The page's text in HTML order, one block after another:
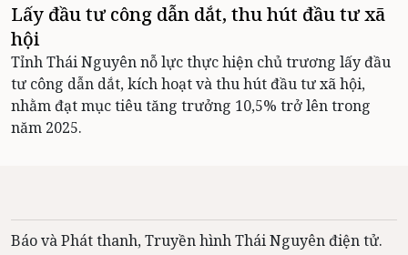
Lấy đầu tư công dẫn dắt, thu hút đầu tư xã
hội
Tỉnh Thái Nguyên nỗ lực thực hiện chủ trương lấy đầu
tư công dẫn dắt, kích hoạt và thu hút đầu tư xã hội,
nhằm đạt mục tiêu tăng trưởng 10,5% trở lên trong
năm 2025.
Báo và Phát thanh, Truyền hình Thái Nguyên điện tử.